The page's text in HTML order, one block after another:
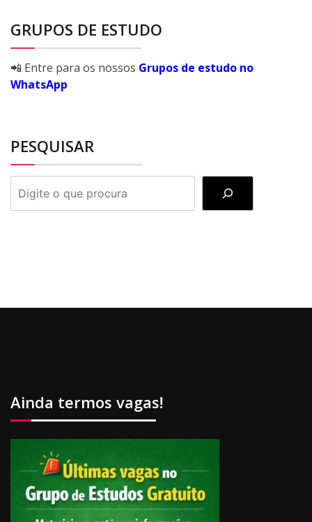
GRUPOS DE ESTUDO
📲 Entre para os nossos Grupos de estudo no
WhatsApp
PESQUISAR
PESQUISAR
Ainda termos vagas!